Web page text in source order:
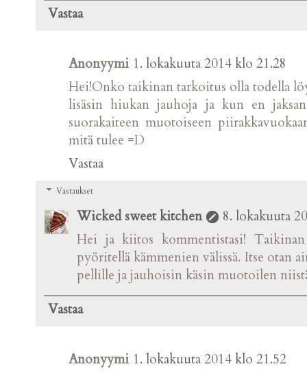
Vastaa
Anonyymi 1. lokakuuta 2014 klo 21.28
Hei!Onko taikinan tarkoitus olla todella
lisäsin hiukan jauhoja ja kun en
suorakaiteen muotoiseen
mitä tulee =D
Vastaa
Vastaukset
Wicked sweet kitchen
8. lokakuuta
Hei ja kiitos kommentistasi!
pyöritellä kämmenien välissä. Itse otan
pellille ja jauhoisin käsin muotoilen
Vastaa
Anonyymi 1. lokakuuta 2014 klo 21.52